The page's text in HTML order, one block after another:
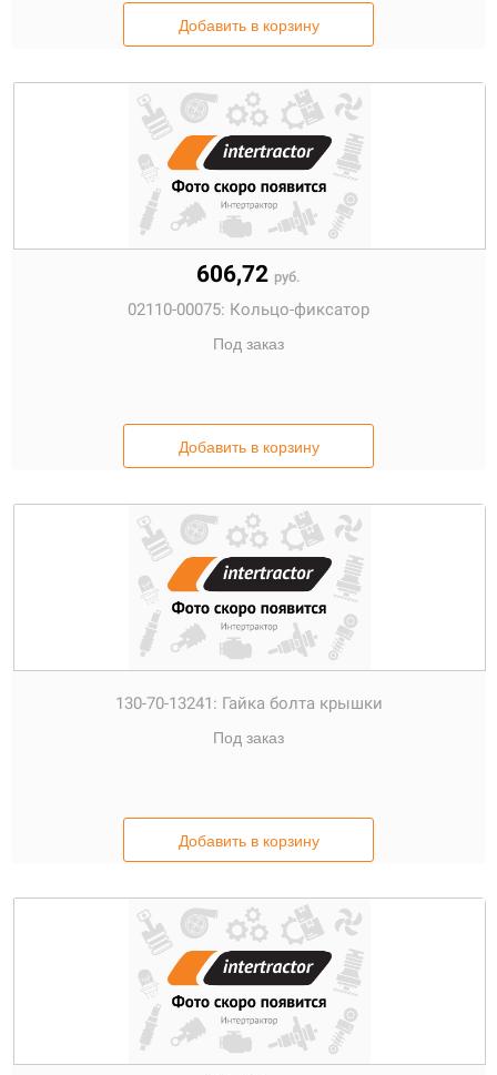
Добавить в корзину
606,72 руб.
02110-00075: Кольцо-фиксатор
Под заказ
Добавить в корзину
130-70-13241: Гайка болта крышки
Под заказ
Добавить в корзину